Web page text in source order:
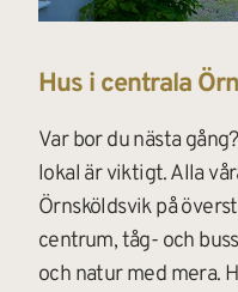
Hus i centrala
Var bor du nästa gång?
lokal är viktigt. Alla
Örnsköldsvik på
centrum, tåg- och
och natur med mera.